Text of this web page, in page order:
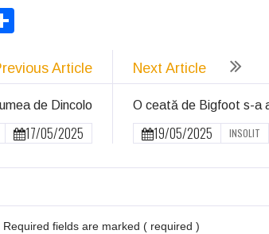
Article
de Dincolo
17/05/2025
Next Article
O ceată de Bigfoot s-a
19/05/2025 INSOLIT
fields are marked ( required )